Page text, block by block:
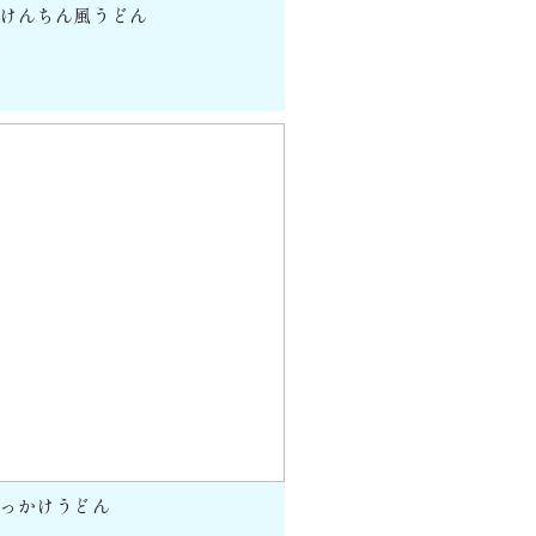
んちん風うどん
かけうどん